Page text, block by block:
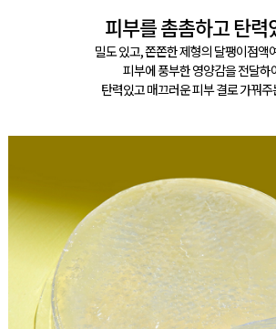
피부를 촘촘하고 탄력
밀도 있고, 쫀쫀한 제형의 달팽이점액
피부에 풍부한 영양감을 전달하
탄력있고 매끄러운 피부 결로 가꿔주